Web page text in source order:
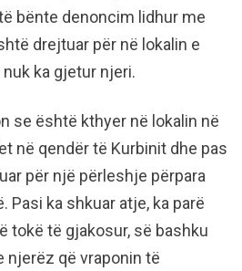
bënte denoncim lidhur me
drejtuar për në lokalin e
nuk ka gjetur njeri.
se është kthyer në lokalin në
në qendër të Kurbinit dhe pas
për një përleshje përpara
Pasi ka shkuar atje, ka parë
tokë të gjakosur, së bashku
njerëz që vraponin të